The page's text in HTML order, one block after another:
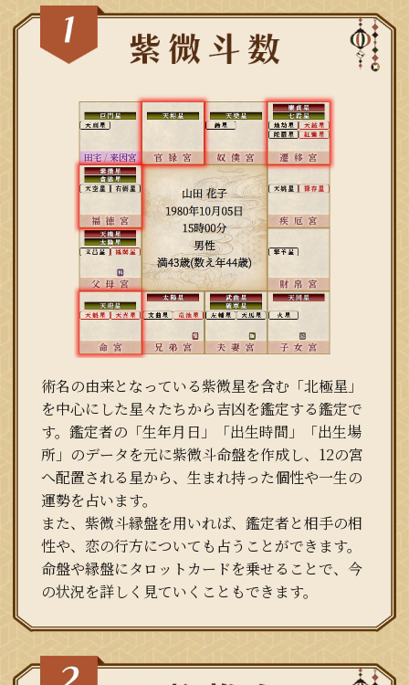
術名の由来となっている紫微星を含む「北極星」
を中心にした星々たちから吉凶を鑑定する鑑定で
す。鑑定者の「生年月日」「出生時間」「出生場
所」のデータを元に紫微斗命盤を作成し、12の宮
へ配置される星から、生まれ持った個性や一生の
運勢を占います。
また、紫微斗縁盤を用いれば、鑑定者と相手の相
性や、恋の行方についても占うことができます。
命盤や縁盤にタロットカードを乗せることで、今
の状況を詳しく見ていくこともできます。